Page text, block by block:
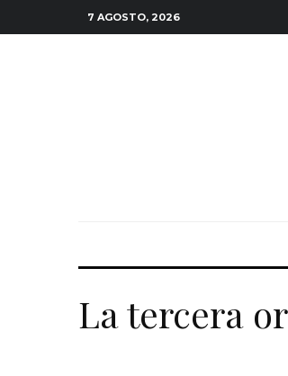
7 AGOSTO, 2026
La tercera